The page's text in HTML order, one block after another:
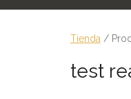
Tienda /
test